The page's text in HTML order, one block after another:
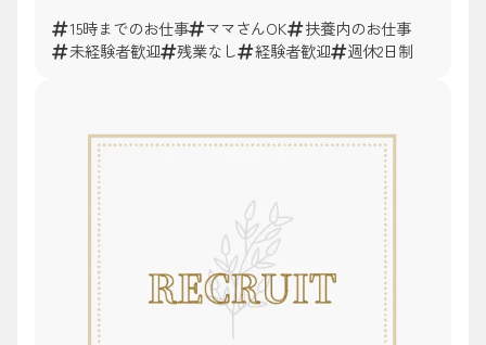
15時までのお仕事 ママさんOK
扶養内のお仕事
未経験者歓迎
残業なし 経験者歓迎 週休2日制